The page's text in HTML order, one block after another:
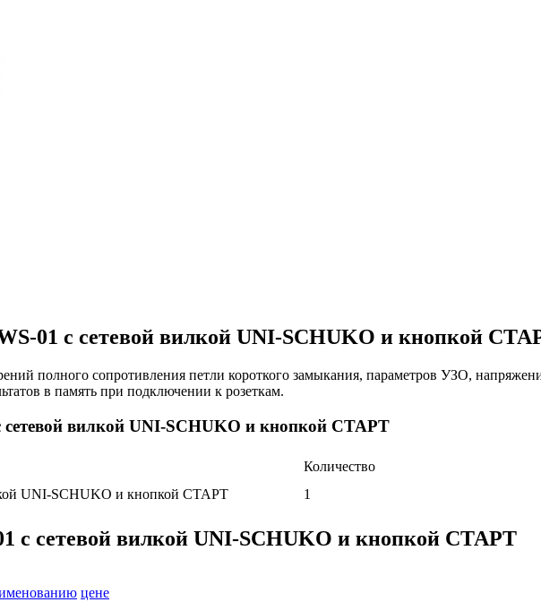
01 с сетевой вилкой UNI-SCHUKO и кнопкой
полного сопротивления петли короткого замыкания, параметров УЗО,
в память при подключении к розеткам.
сетевой вилкой UNI-SCHUKO и кнопкой СТАРТ
Количество
UNI-SCHUKO и кнопкой СТАРТ 1
с сетевой вилкой UNI-SCHUKO и кнопкой СТАРТ
цене